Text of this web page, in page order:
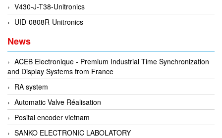
Envada
Environmental Compliance Products
EPE Process Filters & Accumulators
Epro/Emerson
ERE WIRELESS
Erhardt-Leimer
Erhardt-Leimer
Erhardt-leimer
V430-J-T38-Unitronics
UID-0808R-Unitronics
News
ACEB Electronique - Premium Industrial Time Synchronization
and Display Systems from France
RA system
Automatic Valve Réalisation
Posital encoder vietnam
SANKO ELECTRONIC LABOLATORY